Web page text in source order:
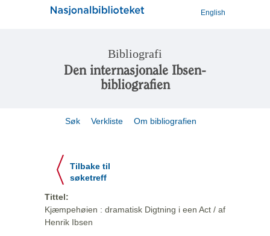
English
Bibliografi
Den internasjonale Ibsen-
bibliografien
Søk Verkliste Om bibliografien
Tilbake til
søketreff
Tittel:
Kjæmpehøien : dramatisk Digtning i een Act / af
Henrik Ibsen